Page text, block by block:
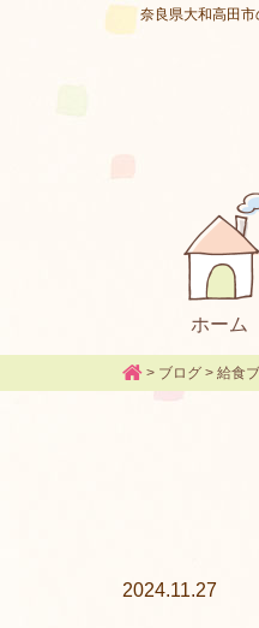
奈良県大和高田
ホーム
> ブログ > 給食
2024.11.27